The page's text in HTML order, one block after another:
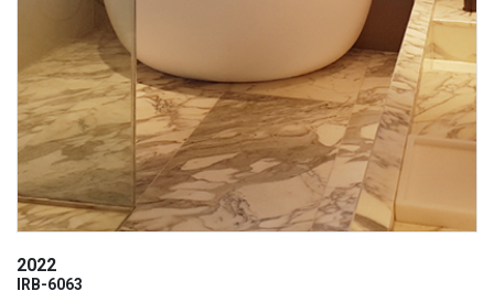
2022
IRB-6063